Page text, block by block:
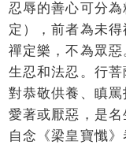
忍辱的善心可分
定），前者為未
禪定樂，不為眾
生忍和法忍。行
對恭敬供養、瞋
愛著或厭惡，是
自念《梁皇寶懺